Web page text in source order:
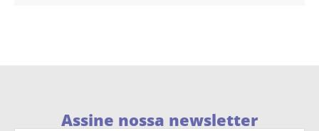
Assine nossa newsletter